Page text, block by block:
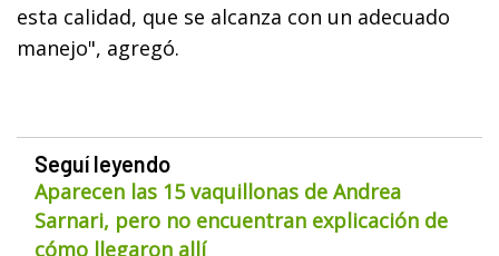
esta calidad, que se alcanza con un adecuado
manejo", agregó.
Seguí leyendo
Aparecen las 15 vaquillonas de Andrea
Sarnari, pero no encuentran explicación de
cómo llegaron allí